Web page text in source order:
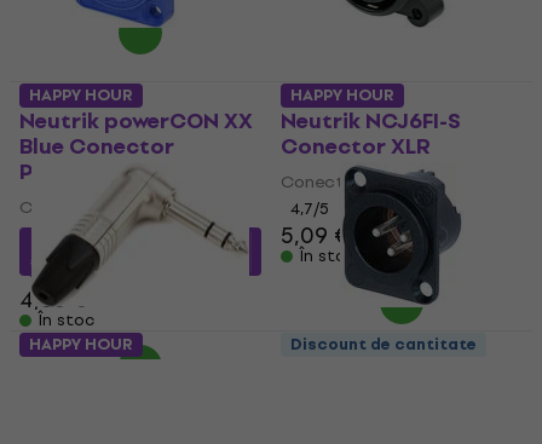
Neutrik powerCON XX
Blue Conector
Powercon
Conector Powercon
4,20 €cu codul MUZMUZ-
5
4,56 €
În stoc
Neutrik NCJ6FI-S
Conector XLR
Conector XLR
4,7/5
5,09 €
În stoc
HAPPY HOUR
Neutrik NP3RX Jack
HAPPY HOUR
HAPPY HOUR Discount de cantitate